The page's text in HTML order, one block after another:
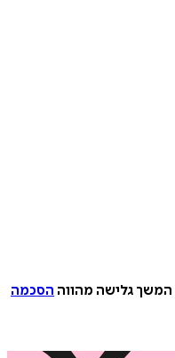
המשך גלישה מהווה הסכמה